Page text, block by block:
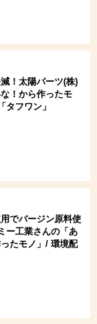
！太陽パーツ(株)
！から作ったモ
タフワン」
でバージン原料使
ー工業さんの「あ
たモノ」/ 環境配